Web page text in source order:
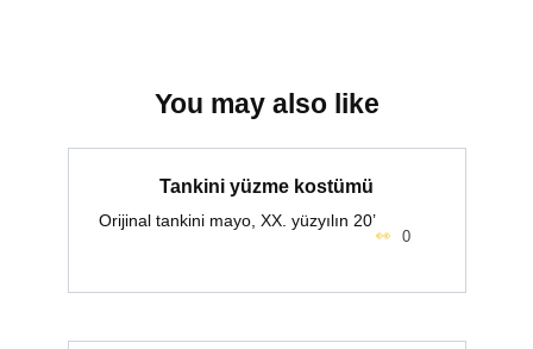
You may also like
Tankini yüzme kostümü
Orijinal tankini mayo, XX. yüzyılın 20’
0